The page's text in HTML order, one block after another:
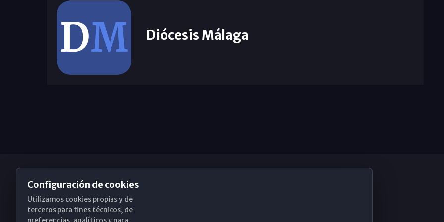
Diócesis Málaga
Obispado de Málaga
Configuración de cookies
Utilizamos cookies propias y de
terceros para fines técnicos, de
preferencias, analíticos y para